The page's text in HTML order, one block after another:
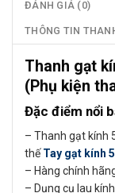
ĐÁNH GIÁ (0)
THÔNG TIN
Thanh gạt
(Phụ kiện
Đặc điểm nổi
– Thanh gạt kính
thếTay gạt kính
– Hàng chính
– Dụng cụ lau